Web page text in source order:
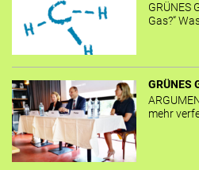
GRÜNES
Gas?“
GRÜNES
mehr